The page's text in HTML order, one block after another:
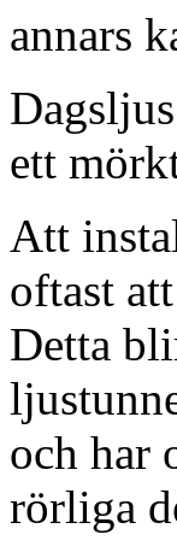
annars
ett
Att
oftast
Detta
och har
rörliga